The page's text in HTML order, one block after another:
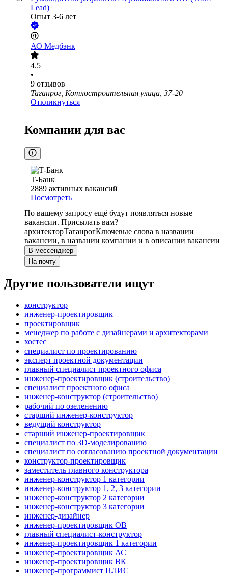
Lead)
Опыт 3-6 лет
АО Медбэнк
4.5
•
9 отзывов
Таганрог, Котлостроительная улица, 37-20
Откликнуться
Компании для вас
Т-Банк
2889 активных вакансий
Посмотреть
По вашему запросу ещё будут появляться новые
вакансии. Присылать вам?
архитекторТаганрогКлючевые слова в названии
вакансии, в названии компании и в описании вакансии
В мессенджер
На почту
Другие пользователи ищут
конструктор
инженер-проектировщик
проектировщик
менеджер по работе с дизайнерами и архитекторами
хостес
специалист по проектированию
эксперт проектной документации
главный специалист проектного офиса
инженер-проектировщик (строительство)
специалист проектного офиса
инженер-конструктор (строительство)
рабочий по озеленению
старший инженер-конструктор
ведущий конструктор
старший инженер-проектировщик
специалист по 3D-моделированию
специалист по согласованию проектной документации
конструктор-проектировщик
заместитель главного конструктора
инженер-конструктор 1 категории
инженер-конструктор 1, 2, 3 категории
инженер-конструктор 2 категории
инженер-конструктор 3 категории
инженер-дизайнер
инженер-проектировщик ОВ
главный специалист-конструктор
инженер-проектировщик 1 категории
инженер-проектировщик АС
инженер-проектировщик ВК
инженер-программист ПЛИС